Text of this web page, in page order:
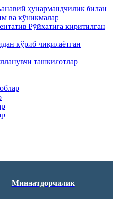
ҳунармандчилик билан
ва кўникмалар
Рўйхатига киритилган
кўриб чиқилаётган
ташкилотлар
Миннатдорчилик